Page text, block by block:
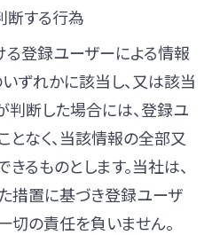
断する行為
る登録ユーザーによる情報
ずれかに該当し、又は該当
判断した場合には、登録ユ
なく、当該情報の全部又
るものとします。当社は、
措置に基づき登録ユーザ
切の責任を負いません。